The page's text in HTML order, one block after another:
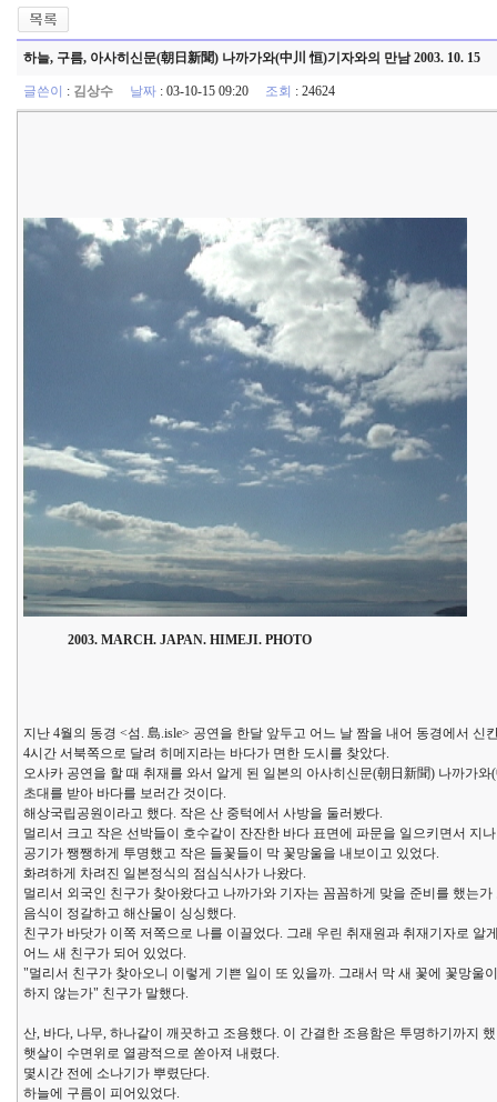
하늘, 구름, 아사히신문(朝日新聞) 나까가와(中川 恒)기자와의 만남 2003. 10. 15
글쓴이 : 김상수 날짜 : 03-10-15 09:20 조회 : 24624
2003. MARCH. JAPAN. HIMEJI. PHOTO
지난 4월의 동경 <섬. 島.isle> 공연을 한달 앞두고 어느 날 짬을 내어 동경에서 신
4시간 서북쪽으로 달려 히메지라는 바다가 면한 도시를 찾았다.
오사카 공연을 할 때 취재를 와서 알게 된 일본의 아사히신문(朝日新聞) 나까가와
초대를 받아 바다를 보러간 것이다.
해상국립공원이라고 했다. 작은 산 중턱에서 사방을 둘러봤다.
멀리서 크고 작은 선박들이 호수같이 잔잔한 바다 표면에 파문을 일으키면서 지
공기가 쨍쨍하게 투명했고 작은 들꽃들이 막 꽃망울을 내보이고 있었다.
화려하게 차려진 일본정식의 점심식사가 나왔다.
멀리서 외국인 친구가 찾아왔다고 나까가와 기자는 꼼꼼하게 맞을 준비를 했는가
음식이 정갈하고 해산물이 싱싱했다.
친구가 바닷가 이쪽 저쪽으로 나를 이끌었다. 그래 우린 취재원과 취재기자로 알
어느 새 친구가 되어 있었다.
"멀리서 친구가 찾아오니 이렇게 기쁜 일이 또 있을까. 그래서 막 새 꽃에 꽃망울
하지 않는가" 친구가 말했다.
산, 바다, 나무, 하나같이 깨끗하고 조용했다. 이 간결한 조용함은 투명하기까지
햇살이 수면위로 열광적으로 쏟아져 내렸다.
몇시간 전에 소나기가 뿌렸단다.
하늘에 구름이 피어있었다.